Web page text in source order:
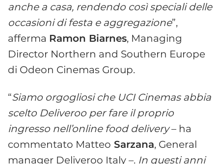
anche a casa, rendendo così speciali delle
occasioni di festa e aggregazione”,
afferma Ramon Biarnes, Managing
Director Northern and Southern Europe
di Odeon Cinemas Group.
“Siamo orgogliosi che UCI Cinemas abbia
scelto Deliveroo per fare il proprio
ingresso nell’online food delivery– ha
commentato Matteo Sarzana, General
manager Deliveroo Italy –. In questi anni